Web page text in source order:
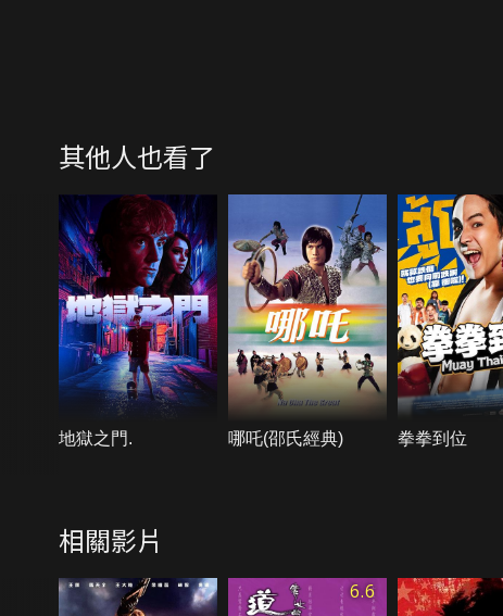
其他人也看了
地獄之門. 哪吒(邵氏經典) 拳拳到位
相關影片
6.6